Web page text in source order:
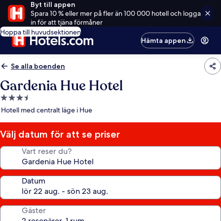
Byt till appen
Spara 10 % eller mer på fler än 100 000 hotell och logga
in för att tjäna förmåner
Hoppa till huvudsektionen
Hämta appen
Se alla boenden
Gardenia Hue Hotel
3.5-
stjärnigt
Hotell med centralt läge i Hue
Välj datum för att se priser
Vart reser du?
Datum
Gäster